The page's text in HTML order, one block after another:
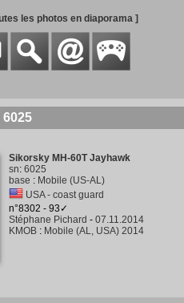
les photos en diaporama ]
Sikorsky MH-60T Jayhawk
sn: 6025
base : Mobile (US-AL)
USA - coast guard
n°8302 - 93✓
Stéphane Pichard - 07.11.2014
KMOB : Mobile (AL, USA) 2014